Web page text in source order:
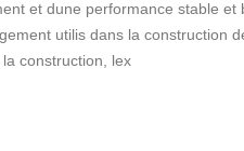
et dune performance stable et
utilis dans la construction
la construction, lex